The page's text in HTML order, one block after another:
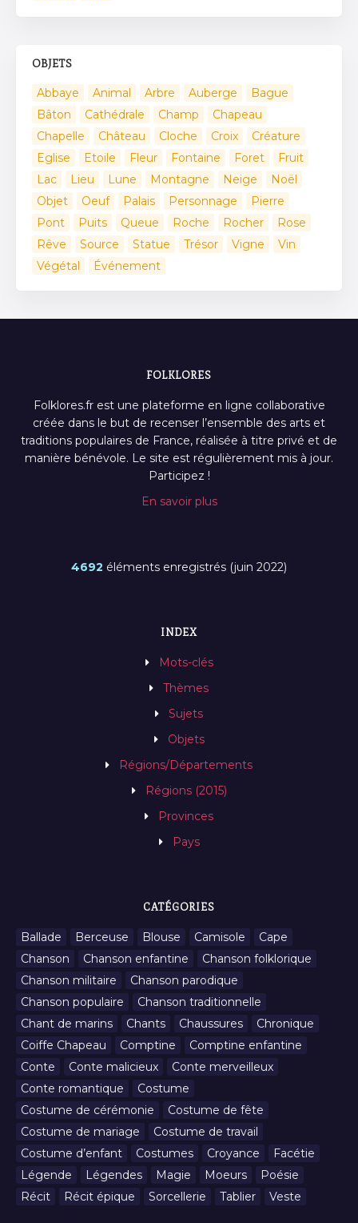
OBJETS
Abbaye Animal Arbre Auberge
Bague
Bâton
Cathédrale Champ
Chapeau
Chapelle
Château Cloche Croix
Créature
Eglise
Etoile Fleur Fontaine Foret
Fruit
Lac
Lieu Lune Montagne Neige
Noël
Objet
Oeuf Palais Personnage
Pierre
Pont
Puits Queue Roche Rocher
Rose
Rêve
Source Statue Trésor Vigne
Vin
Végétal
Événement
FOLKLORES
Folklores.fr est une plateforme en ligne collaborative
créée dans le but de recenser l’ensemble des arts et
traditions populaires de France, réalisée à titre privé et de
manière bénévole. Le site est régulièrement mis à jour.
Participez !
En savoir plus
4692 éléments enregistrés (juin 2022)
INDEX
Mots-clés
Thèmes
Sujets
Objets
Régions/Départements
Régions (2015)
Provinces
Pays
CATÉGORIES
Ballade Berceuse Blouse Camisole
Cape
Chanson
Chanson enfantine
Chanson folklorique
Chanson militaire
Chanson parodique
Chanson populaire
Chanson traditionnelle
Chant de marins
Chants Chaussures
Chronique
Coiffe Chapeau
Comptine
Comptine enfantine
Conte
Conte malicieux
Conte merveilleux
Conte romantique
Costume
Costume de cérémonie
Costume de fête
Costume de mariage
Costume de travail
Costume d’enfant
Costumes Croyance
Facétie
Légende
Légendes Magie Moeurs
Poésie
Récit
Récit épique Sorcellerie Tablier Veste